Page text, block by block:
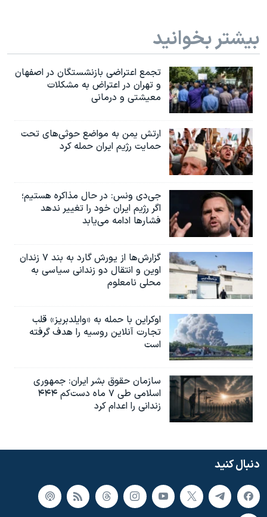
بیشتر بخوانید
تجمع اعتراضی بازنشستگان در اصفهان
و تهران در اعتراض به مشکلات
معیشتی و درمانی
ارتش یمن به مواضع حوثی‌های تحت
حمایت رژیم ایران حمله کرد
جی‌دی ونس: در حال مذاکره هستیم؛
اگر رژیم ایران خود را تغییر ندهد
فشارها ادامه می‌یابد
گزارش‌ها از یورش گارد به بند ۷ زندان
اوین و انتقال دو زندانی سیاسی به
محلی نامعلوم
اوکراین با حمله به «وایلدبریز» قلب
تجارت آنلاین روسیه را هدف گرفته
است
سازمان حقوق بشر ایران: جمهوری
اسلامی طی ۷ ماه دست‌کم ۴۴۴
زندانی را اعدام کرد
دنبال کنید